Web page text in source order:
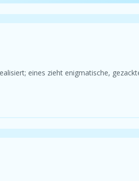
eines zieht enigmatische,